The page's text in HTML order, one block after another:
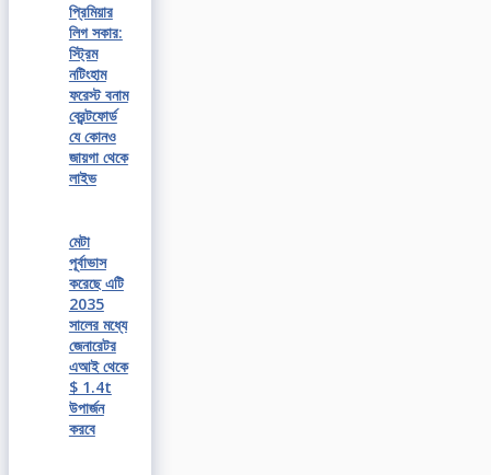
প্রিমিয়ার
লিগ সকার:
স্ট্রিম
নটিংহাম
ফরেস্ট বনাম
ব্রেন্টফোর্ড
যে কোনও
জায়গা থেকে
লাইভ
মেটা
পূর্বাভাস
করেছে এটি
2035
সালের মধ্যে
জেনারেটর
এআই থেকে
$ 1.4t
উপার্জন
করবে